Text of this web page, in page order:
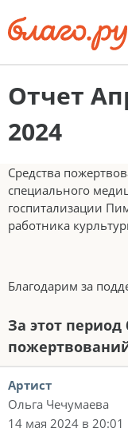
Отчет
2024
Средства
специального
госпитализации
работника
Благодарим за
За этот
Артист
Ольга Чечумаева
14 мая 2024 в 20:01